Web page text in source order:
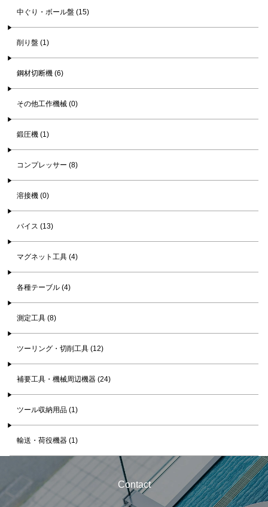
中ぐり・ボール盤 (15)
削り盤 (1)
鋼材切断機 (6)
その他工作機械 (0)
鍛圧機 (1)
コンプレッサー (8)
溶接機 (0)
バイス (13)
マグネット工具 (4)
各種テーブル (4)
測定工具 (8)
ツーリング・切削工具 (12)
補要工具・機械周辺機器 (24)
ツール収納用品 (1)
輸送・荷役機器 (1)
Contact